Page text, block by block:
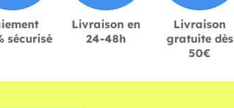
sécurisé
Livraison en
24-48h
Livraison
gratuite dès
50€